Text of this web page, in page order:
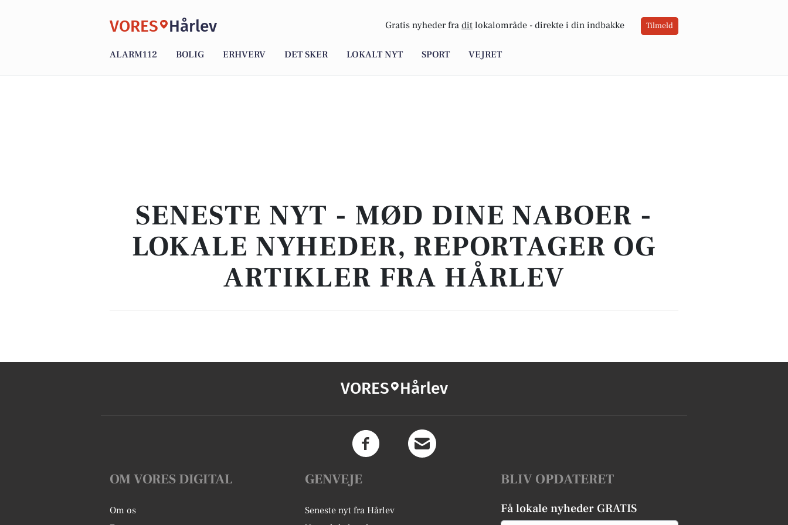
VORES Hårlev Gratis nyheder fra dit lokalområde - direkte i din indbakke Tilmeld
ALARM112 BOLIG ERHVERV DET SKER LOKALT NYT SPORT VEJRET
SENESTE NYT - MØD DINE NABOER -
LOKALE NYHEDER, REPORTAGER OG
ARTIKLER FRA HÅRLEV
VORES Hårlev
OM VORES DIGITAL
Om os
GENVEJE
Seneste nyt fra Hårlev
BLIV OPDATERET
Få lokale nyheder GRATIS